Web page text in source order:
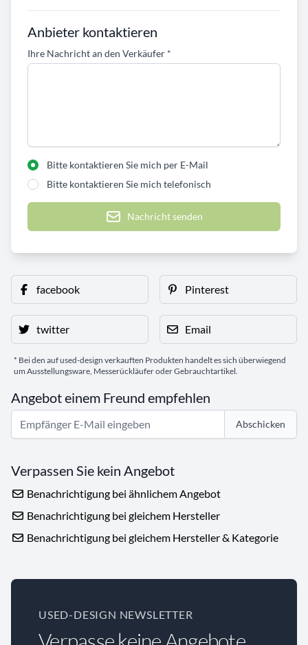
Anbieter kontaktieren
Ihre Nachricht an den Verkäufer *
Bitte kontaktieren Sie mich per E-Mail
Bitte kontaktieren Sie mich telefonisch
Nachricht senden
facebook Pinterest
twitter Email
* Bei den auf used-design verkauften Produkten handelt es sich überwiegend
um Ausstellungsware, Messerückläufer oder Gebrauchtartikel.
Angebot einem Freund empfehlen
Abschicken
Verpassen Sie kein Angebot
Benachrichtigung bei ähnlichem Angebot
Benachrichtigung bei gleichem Hersteller
Benachrichtigung bei gleichem Hersteller & Kategorie
USED-DESIGN NEWSLETTER